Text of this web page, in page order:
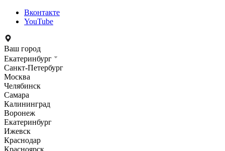
Вконтакте
YouTube
Ваш город
Екатеринбург
Санкт-Петербург
Москва
Челябинск
Самара
Калининград
Воронеж
Екатеринбург
Ижевск
Краснодар
Красноярск